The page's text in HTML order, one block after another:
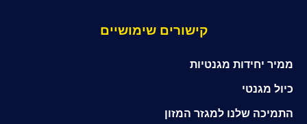
קישורים שימושיים
ממיר יחידות מגנטיות
כיול מגנטי
התמיכה שלנו למגזר המזון